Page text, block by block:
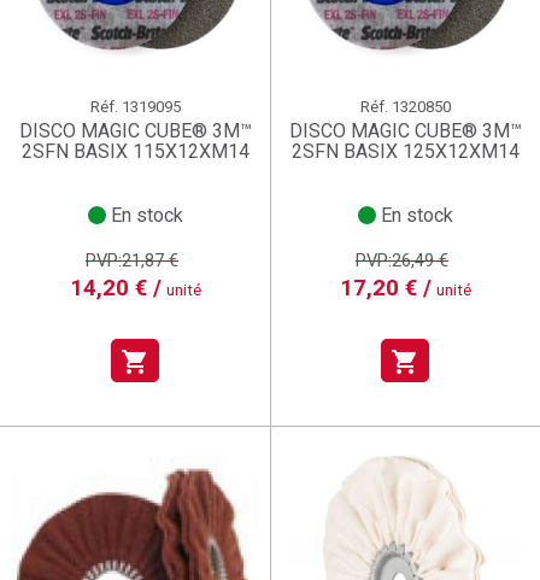
Réf. 1319095
DISCO MAGIC CUBE® 3M™
2SFN BASIX 115X12XM14
En stock
PVP:21,87 €
14,20 € / unité
shopping_cart
Réf. 1320850
DISCO MAGIC CUBE® 3M™
2SFN BASIX 125X12XM14
En stock
PVP:26,49 €
17,20 € / unité
shopping_cart